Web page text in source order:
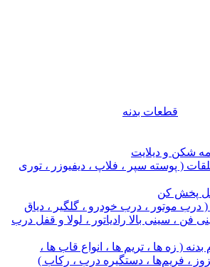
قطعات بدنه
شکن و دیلایت
( پوسته سپر ، فلاپ ، دیفیوزر ، توری
پخش‌ کن
( درب موتور ، درب خودرو ، گلگیر ، دیاق
فن ، سینی بالا رادیاتور ، لولا و قفل درب
بدنه ( زه ها ، تریم ها ، انواع قاب ها ،
، فریم‌ها ، دستگیره درب ، رکاب )